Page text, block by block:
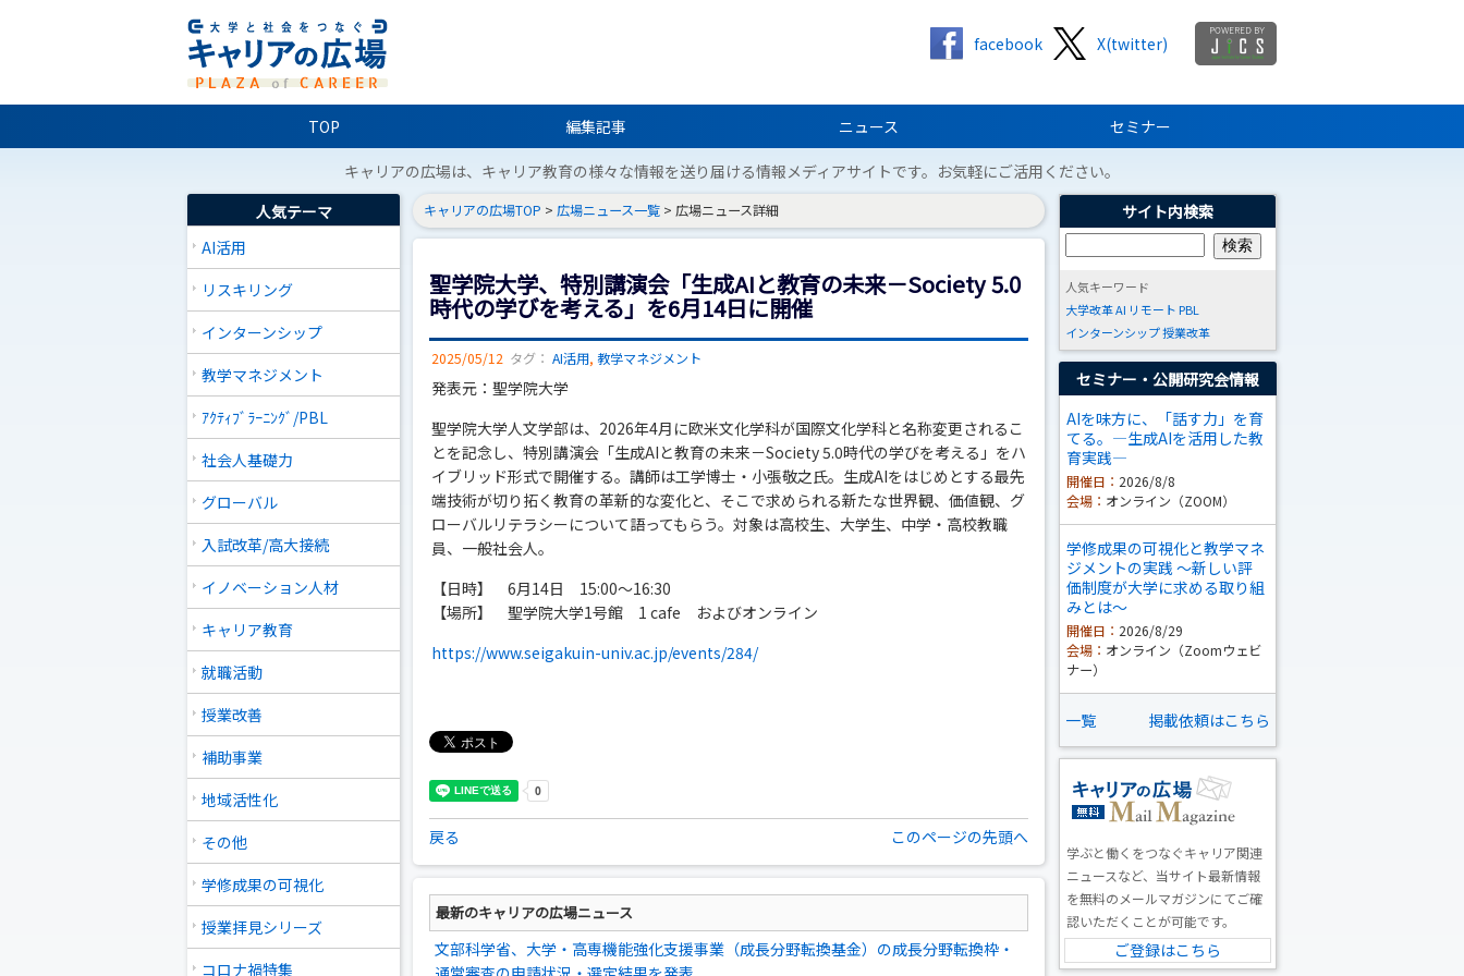
X(twitter)
facebook
TOP 編集記事 ニュース セミナー
キャリアの広場は、キャリア教育の様々な情報を送り届ける情報メディアサイトです。お気軽にご活用ください。
人気テーマ
AI活用
リスキリング
インターンシップ
教学マネジメント
ｱｸﾃｨﾌﾞﾗｰﾆﾝｸﾞ/PBL
社会人基礎力
グローバル
入試改革/高大接続
イノベーション人材
キャリア教育
就職活動
授業改善
補助事業
地域活性化
その他
学修成果の可視化
授業拝見シリーズ
コロナ禍特集
キャリアの広場TOP > 広場ニュース一覧 > 広場ニュース詳細
聖学院大学、特別講演会「生成AIと教育の未来－Society 5.0
時代の学びを考える」を6月14日に開催
2025/05/12 タグ： AI活用, 教学マネジメント
発表元：聖学院大学
聖学院大学人文学部は、2026年4月に欧米文化学科が国際文化学科と名称変更されるこ
とを記念し、特別講演会「生成AIと教育の未来－Society 5.0時代の学びを考える」をハ
イブリッド形式で開催する。講師は工学博士・小張敬之氏。生成AIをはじめとする最先
端技術が切り拓く教育の革新的な変化と、そこで求められる新たな世界観、価値観、グ
ローバルリテラシーについて語ってもらう。対象は高校生、大学生、中学・高校教職
員、一般社会人。
【日時】 6月14日 15:00～16:30
【場所】 聖学院大学1号館 1 cafe およびオンライン
https://www.seigakuin-univ.ac.jp/events/284/
戻る このページの先頭へ
最新のキャリアの広場ニュース
文部科学省、大学・高専機能強化支援事業（成長分野転換基金）の成長分野転換枠・
サイト内検索
人気キーワード
大学改革AI リモート PBL
インターンシップ授業改革
セミナー・公開研究会情報
AIを味方に、「話す力」を育
てる。―生成AIを活用した教
育実践―
開催日： 2026/8/8
会場： オンライン（ZOOM）
学修成果の可視化と教学マネ
ジメントの実践 ～新しい評
価制度が大学に求める取り組
みとは～
開催日： 2026/8/29
会場： オンライン（Zoomウェビ
ナー）
一覧 掲載依頼はこちら
学ぶと働くをつなぐキャリア関連
ニュースなど、当サイト最新情報
を無料のメールマガジンにてご確
認いただくことが可能です。
ご登録はこちら